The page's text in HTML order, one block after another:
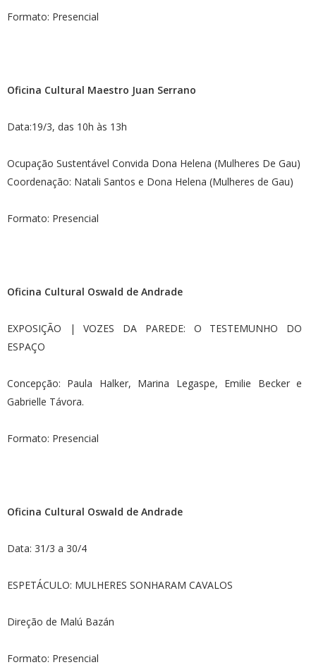
Formato: Presencial
Oficina Cultural Maestro Juan Serrano
Data:19/3, das 10h às 13h
Ocupação Sustentável Convida Dona Helena (Mulheres De Gau)
Coordenação: Natali Santos e Dona Helena (Mulheres de Gau)
Formato: Presencial
Oficina Cultural Oswald de Andrade
EXPOSIÇÃO | VOZES DA PAREDE: O TESTEMUNHO DO
ESPAÇO
Concepção: Paula Halker, Marina Legaspe, Emilie Becker e
Gabrielle Távora.
Formato: Presencial
Oficina Cultural Oswald de Andrade
Data: 31/3 a 30/4
ESPETÁCULO: MULHERES SONHARAM CAVALOS
Direção de Malú Bazán
Formato: Presencial